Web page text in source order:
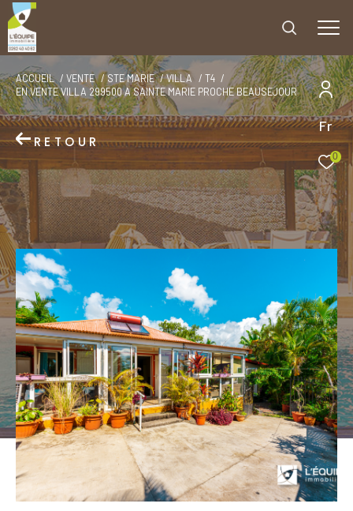
Fr
0
ACCUEIL VENTE STE MARIE VILLA
T4
EN VENTE VILLA 299500 A SAINTE MARIE PROCHE BEAUSEJOUR
RETOUR